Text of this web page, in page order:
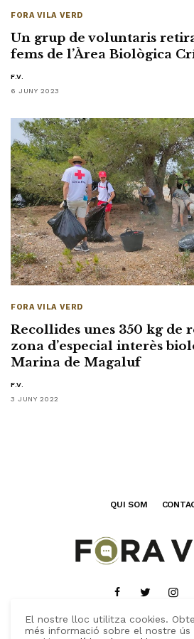
FORA VILA VERD
Un grup de voluntaris
fems de l’Àrea Biològica
F.V.
6 JUNY 2023
FORA VILA VERD
Recollides unes 350 kg de
zona d’especial interès
Marina de Magaluf
F.V.
3 JUNY 2022
QUI SOM
El nostre lloc utilitza cookies.
més informació sobre el nostre ús